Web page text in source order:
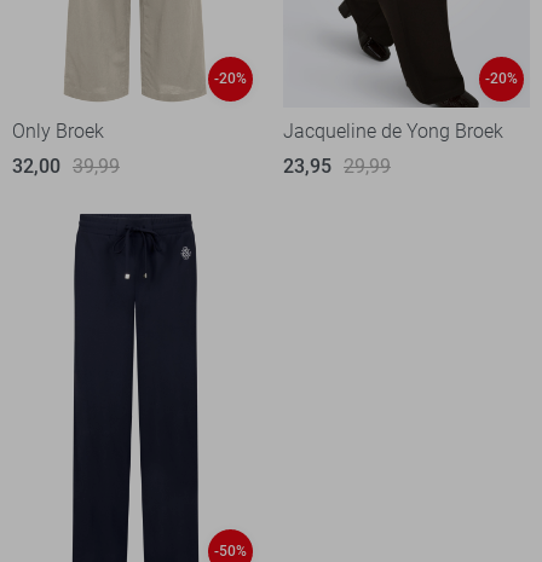
-20%
Only Broek
32,00 39,99
-20%
Jacqueline de Yong Broek
23,95 29,99
-50%